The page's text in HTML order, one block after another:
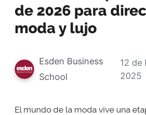
de 2026 para
moda y lujo
Esden Business
School
12 de
2025
El mundo de la moda vive una